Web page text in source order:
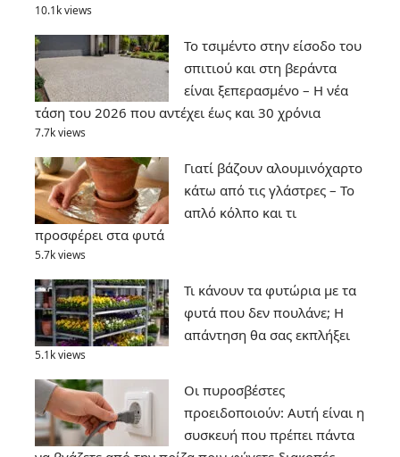
10.1k views
Το τσιμέντο στην είσοδο του
σπιτιού και στη βεράντα
είναι ξεπερασμένο – Η νέα
τάση του 2026 που αντέχει έως και 30 χρόνια
7.7k views
Γιατί βάζουν αλουμινόχαρτο
κάτω από τις γλάστρες – Το
απλό κόλπο και τι
προσφέρει στα φυτά
5.7k views
Τι κάνουν τα φυτώρια με τα
φυτά που δεν πουλάνε; Η
απάντηση θα σας εκπλήξει
5.1k views
Οι πυροσβέστες
προειδοποιούν: Αυτή είναι η
συσκευή που πρέπει πάντα